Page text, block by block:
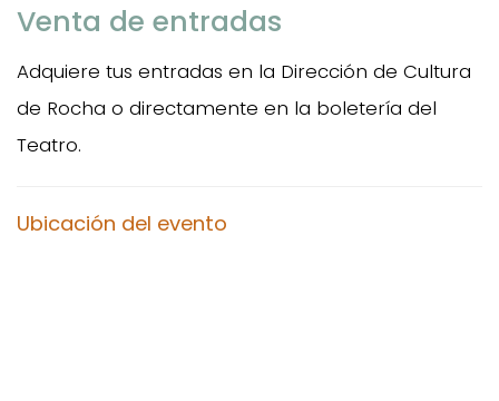
Venta de entradas
Adquiere tus entradas en la Dirección de Cultura
de Rocha o directamente en la boletería del
Teatro.
Ubicación del evento